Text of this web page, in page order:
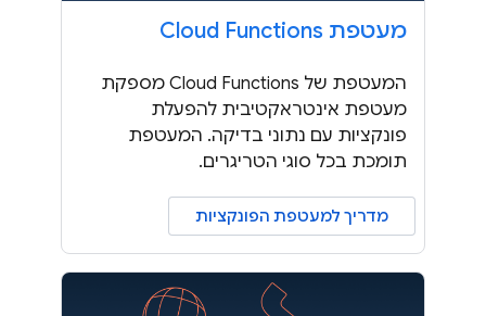
מעטפת Cloud Functions
המעטפת של Cloud Functions מספקת
מעטפת אינטראקטיבית להפעלת
פונקציות עם נתוני בדיקה. המעטפת
תומכת בכל סוגי הטריגרים.
מדריך למעטפת הפונקציות